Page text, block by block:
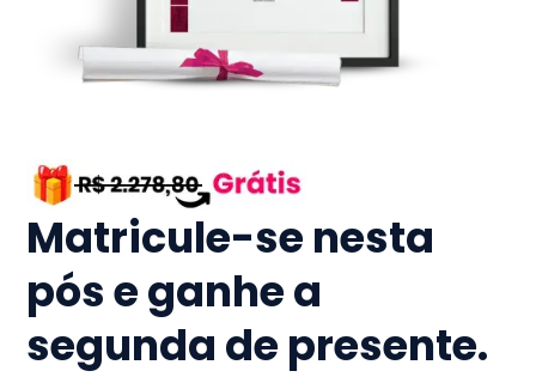
Matricule-se nesta
pós e ganhe a
segunda de presente.